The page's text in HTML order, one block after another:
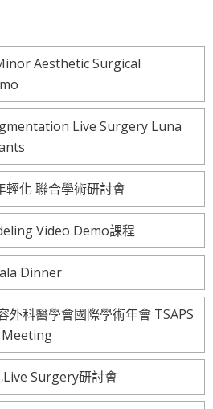
Aesthetic Surgical
Live Surgery Luna
輕化 聯合學術研討會
Video Demo課程
Dinner
外科醫學會國際學術年會 TSAPS
Live Surgery研討會